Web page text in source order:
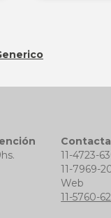
11-4723-
11-7969-
Web
11-5760-